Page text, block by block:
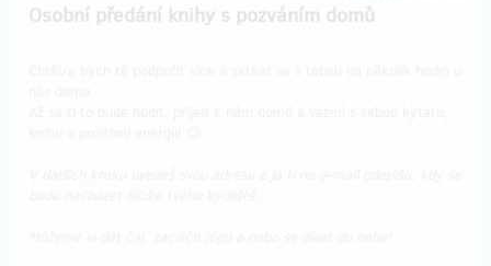
Osobní předání knihy s pozváním domů